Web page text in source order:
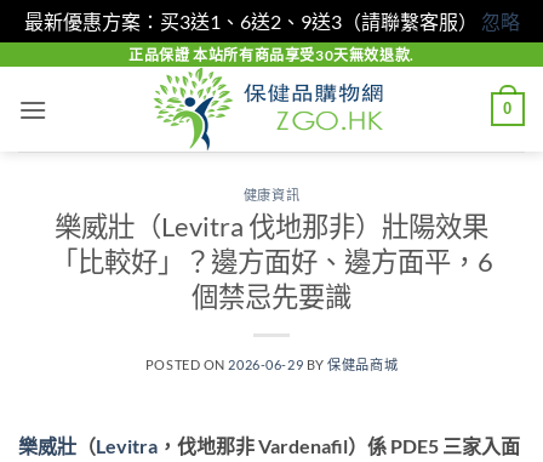
最新優惠方案：买3送1、6送2、9送3（請聯繫客服） 忽略
content
正品保證 本站所有商品享受30天無效退款.
0
健康資訊
樂威壯（Levitra 伐地那非）壯陽效果
「比較好」？邊方面好、邊方面平，6
個禁忌先要識
POSTED ON 2026-06-29 BY保健品商城
樂威壯 （Levitra ，伐地那非 Vardenafil）係 PDE5 三家入面